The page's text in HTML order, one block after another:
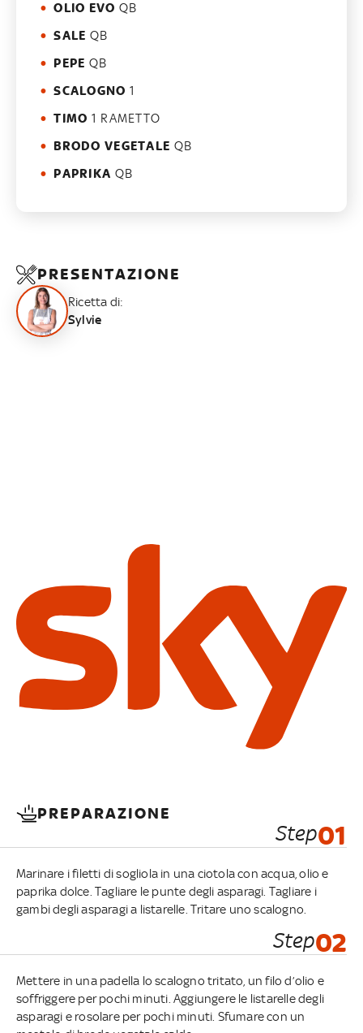
OLIO EVO QB
SALE QB
PEPE QB
SCALOGNO 1
TIMO 1 RAMETTO
BRODO VEGETALE QB
PAPRIKA QB
PRESENTAZIONE
Ricetta di:
Sylvie
PREPARAZIONE
Step01
Marinare i filetti di sogliola in una ciotola con acqua, olio e
paprika dolce. Tagliare le punte degli asparagi. Tagliare i
gambi degli asparagi a listarelle. Tritare uno scalogno.
Step02
Mettere in una padella lo scalogno tritato, un filo d’olio e
soffriggere per pochi minuti. Aggiungere le listarelle degli
asparagi e rosolare per pochi minuti. Sfumare con un